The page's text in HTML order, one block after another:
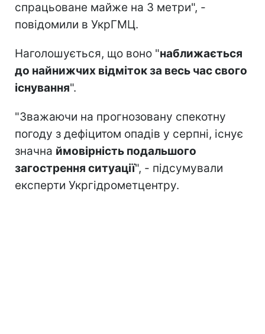
спрацьоване майже на 3 метри", -
повідомили в УкрГМЦ.
Наголошується, що воно "наближається
до найнижчих відміток за весь час свого
існування".
"Зважаючи на прогнозовану спекотну
погоду з дефіцитом опадів у серпні, існує
значна ймовірність подальшого
загострення ситуації", - підсумували
експерти Укргідрометцентру.